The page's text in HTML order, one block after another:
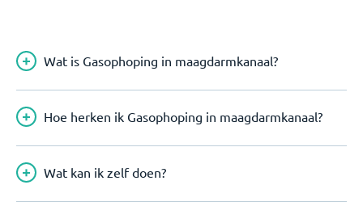
Wat is Gasophoping in maagdarmkanaal?
Hoe herken ik Gasophoping in maagdarmkanaal?
Wat kan ik zelf doen?